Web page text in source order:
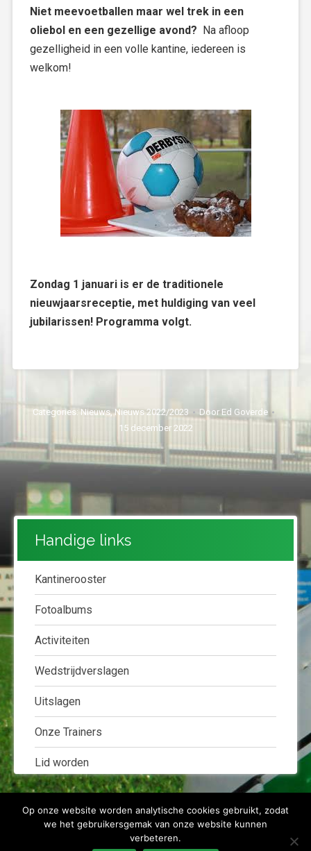
Niet meevoetballen maar wel trek in een
oliebol en een gezellige avond? Na afloop
gezelligheid in een volle kantine, iedereen is
welkom!
Zondag 1 januari is er de traditionele
nieuwjaarsreceptie, met huldiging van veel
jubilarissen! Programma volgt.
Categories: Nieuws,Nieuws 2022/2023 Door Ed Goverde
15 december 2022
Handige links
Kantinerooster
Fotoalbums
Activiteiten
Wedstrijdverslagen
Uitslagen
Onze Trainers
Lid worden
Op onze website worden analytische cookies gebruikt, zodat
we het gebruikersgemak van onze website kunnen
verbeteren.